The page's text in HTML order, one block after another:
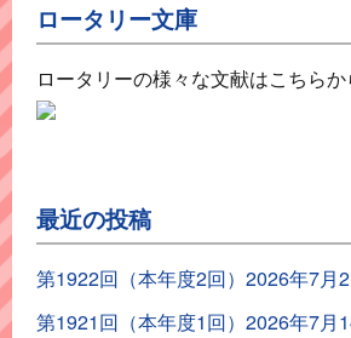
ロータリー文庫
ロータリーの様々な文献はこちらか
最近の投稿
第1922回（本年度2回）2026年7月
第1921回（本年度1回）2026年7月